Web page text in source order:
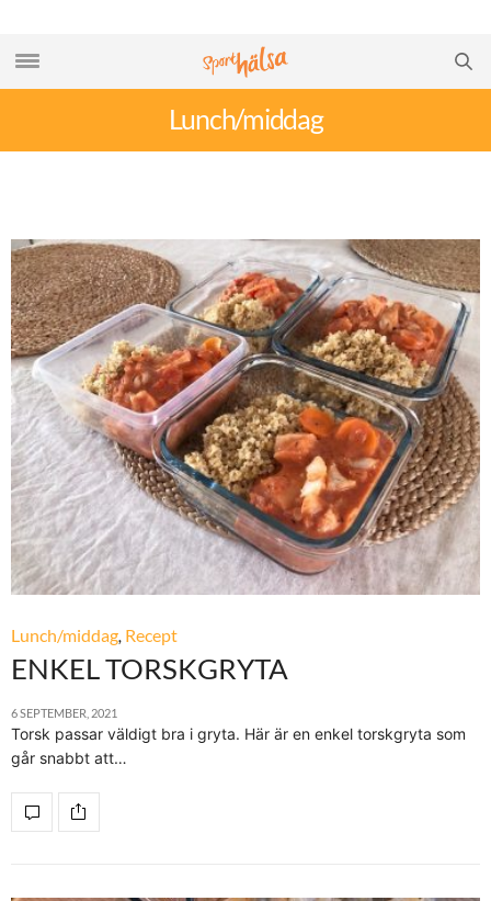
Lunch/middag
Lunch/middag, Recept
ENKEL TORSKGRYTA
6 SEPTEMBER, 2021
Torsk passar väldigt bra i gryta. Här är en enkel torskgryta som
går snabbt att…